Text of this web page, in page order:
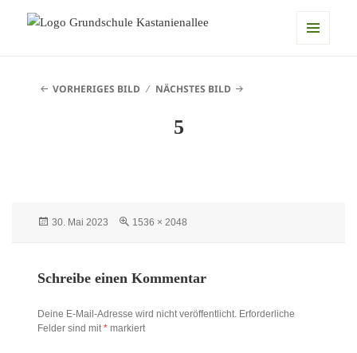
VORHERIGES BILD NÄCHSTES BILD
5
Veröffentlicht
30. Mai 2023 Originalgröße
1536 × 2048
Schreibe einen Kommentar
Deine E-Mail-Adresse wird nicht veröffentlicht. Erforderliche
Felder sind mit* markiert